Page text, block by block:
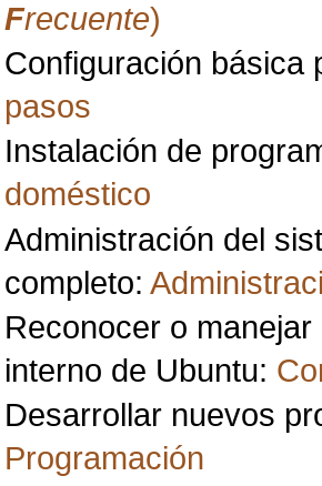
Frecuente)
Configuración básica
pasos
Instalación de
doméstico
Administración del
completo:
Reconocer o
interno de Ubuntu:
Desarrollar nuevos
Programación